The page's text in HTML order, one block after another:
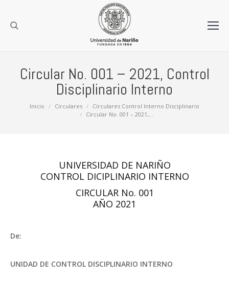
Circular No. 001 – 2021, Control
Disciplinario Interno
Estás aquí:
Inicio Circulares
Circulares Control Interno Disciplinario
Circular No. 001 – 2021,…
UNIVERSIDAD DE NARIÑO
CONTROL DICIPLINARIO INTERNO
CIRCULAR No. 001
AÑO 2021
De:
UNIDAD DE CONTROL DISCIPLINARIO INTERNO